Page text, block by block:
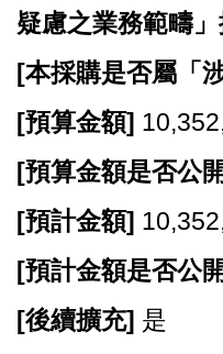
資
料
開
放
宣
網
站
安
全
策
疑慮之業務範疇
[本採購是否屬「
[預算金額]
[預算金額是否公
[預計金額]
[預計金額是否公
[後續擴充] 是